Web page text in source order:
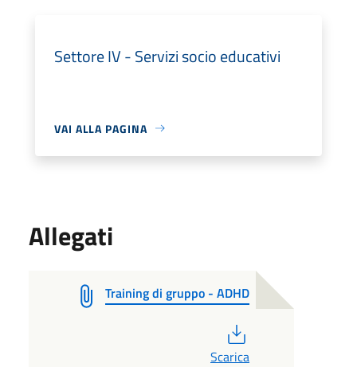
Settore IV - Servizi socio educativi
VAI ALLA PAGINA
Allegati
Training di gruppo - ADHD
Scarica